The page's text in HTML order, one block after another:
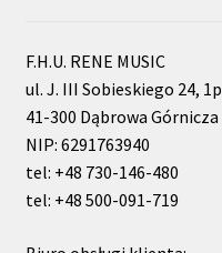
F.H.U. RENE MUSIC
ul. J. III Sobieskiego 24, 1p
41-300 Dąbrowa Górnicza
NIP: 6291763940
tel: +48 730-146-480
tel: +48 500-091-719